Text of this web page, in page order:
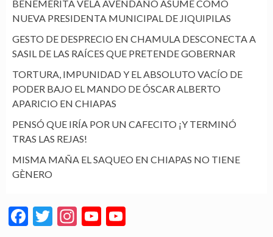
BENEMÉRITA VELA AVENDAÑO ASUME COMO
NUEVA PRESIDENTA MUNICIPAL DE JIQUIPILAS
GESTO DE DESPRECIO EN CHAMULA DESCONECTA A
SASIL DE LAS RAÍCES QUE PRETENDE GOBERNAR
TORTURA, IMPUNIDAD Y EL ABSOLUTO VACÍO DE
PODER BAJO EL MANDO DE ÓSCAR ALBERTO
APARICIO EN CHIAPAS
PENSÓ QUE IRÍA POR UN CAFECITO ¡Y TERMINÓ
TRAS LAS REJAS!
MISMA MAÑA EL SAQUEO EN CHIAPAS NO TIENE
GÈNERO
Facebook
Twitter
Instagram
YouTube